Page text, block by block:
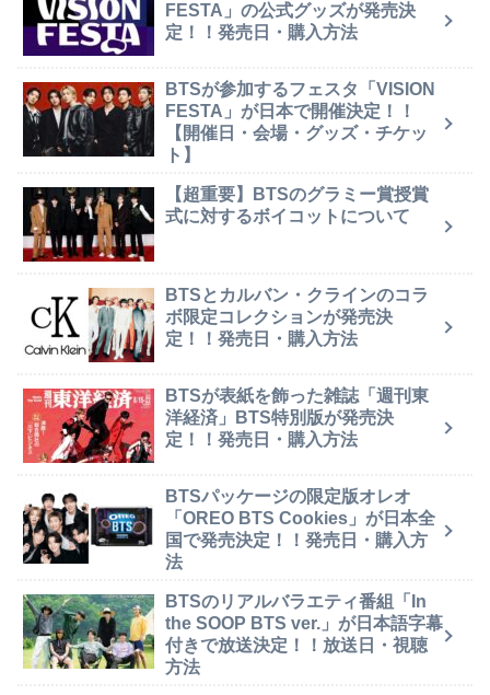
FESTA」の公式グッズが発売決
定！！発売日・購入方法
BTSが参加するフェスタ「VISION
FESTA」が日本で開催決定！！
【開催日・会場・グッズ・チケッ
ト】
【超重要】BTSのグラミー賞授賞
式に対するボイコットについて
BTSとカルバン・クラインのコラ
ボ限定コレクションが発売決
定！！発売日・購入方法
BTSが表紙を飾った雑誌「週刊東
洋経済」BTS特別版が発売決
定！！発売日・購入方法
BTSパッケージの限定版オレオ
「OREO BTS Cookies」が日本全
国で発売決定！！発売日・購入方
法
BTSのリアルバラエティ番組「In
the SOOP BTS ver.」が日本語字幕
付きで放送決定！！放送日・視聴
方法